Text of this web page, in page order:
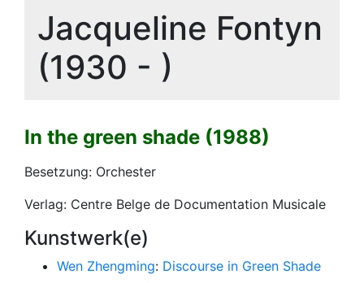
Jacqueline Fontyn
(1930 - )
In the green shade (1988)
Besetzung: Orchester
Verlag: Centre Belge de Documentation Musicale
Kunstwerk(e)
Wen Zhengming: Discourse in Green Shade